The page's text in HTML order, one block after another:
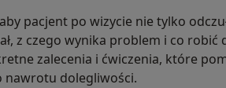
pacjent po wizycie nie tylko
z czego wynika problem i co
zalecenia i ćwiczenia, które
nawrotu dolegliwości.